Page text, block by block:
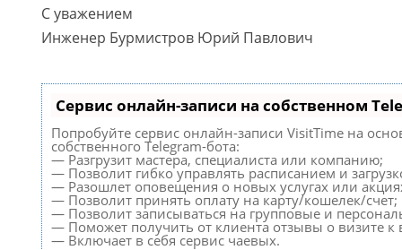
С уважением
Инженер Бурмистров Юрий Павлович
Сервис онлайн-записи на собственном
Попробуйте сервис онлайн-записи VisitTime на
собственного Telegram-бота:
— Разгрузит мастера, специалиста или компанию;
— Позволит гибко управлять расписанием и
— Разошлет оповещения о новых услугах или
— Позволит принять оплату на карту/кошелек/счет;
— Позволит записываться на групповые и
— Поможет получить от клиента отзывы о визите к
— Включает в себя сервис чаевых.